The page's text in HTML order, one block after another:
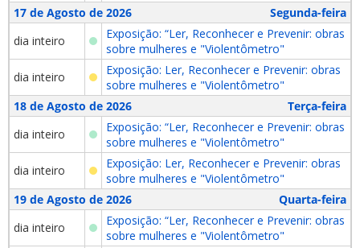
17 de Agosto de 2026
Segunda-feira
dia inteiro
Exposição: “Ler, Reconhecer e Prevenir: obras
sobre mulheres e "Violentômetro"
dia inteiro
Exposição: Ler, Reconhecer e Prevenir: obras
sobre mulheres e "Violentômetro"
18 de Agosto de 2026
Terça-feira
dia inteiro
Exposição: “Ler, Reconhecer e Prevenir: obras
sobre mulheres e "Violentômetro"
dia inteiro
Exposição: Ler, Reconhecer e Prevenir: obras
sobre mulheres e "Violentômetro"
19 de Agosto de 2026
Quarta-feira
dia inteiro
Exposição: “Ler, Reconhecer e Prevenir: obras
sobre mulheres e "Violentômetro"